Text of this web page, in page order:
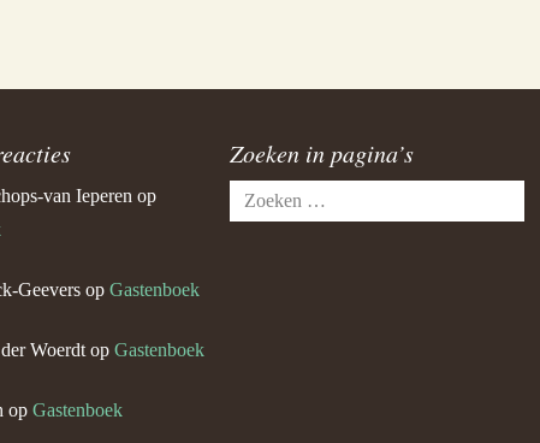
van Ieperen op
Geevers op Gastenboek
Woerdt op Gastenboek
op Gastenboek
Zoeken in pagina’s
Zoeken
naar: